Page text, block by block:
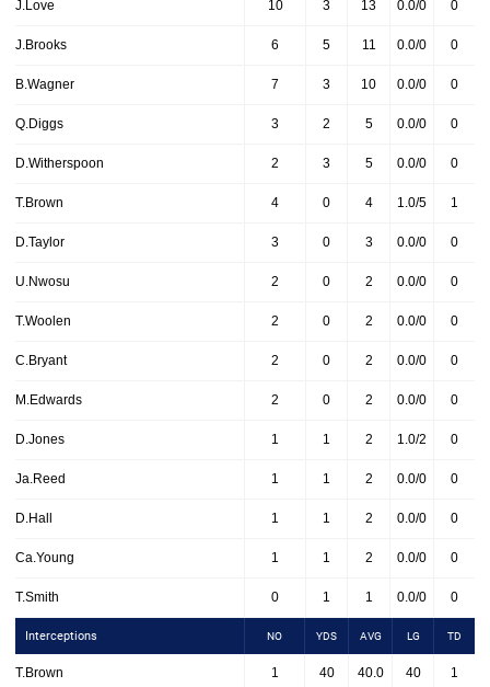
J.Love 10 3 13 0.0/0 0
J.Brooks 6 5 11 0.0/0 0
B.Wagner 7 3 10 0.0/0 0
Q.Diggs 3 2 5 0.0/0 0
D.Witherspoon 2 3 5 0.0/0 0
T.Brown 4 0 4 1.0/5 1
D.Taylor 3 0 3 0.0/0 0
U.Nwosu 2 0 2 0.0/0 0
T.Woolen 2 0 2 0.0/0 0
C.Bryant 2 0 2 0.0/0 0
M.Edwards 2 0 2 0.0/0 0
D.Jones 1 1 2 1.0/2 0
Ja.Reed 1 1 2 0.0/0 0
D.Hall 1 1 2 0.0/0 0
Ca.Young 1 1 2 0.0/0 0
T.Smith 0 1 1 0.0/0 0
Interceptions NO YDS AVG LG TD
T.Brown 1 40 40.0 40 1